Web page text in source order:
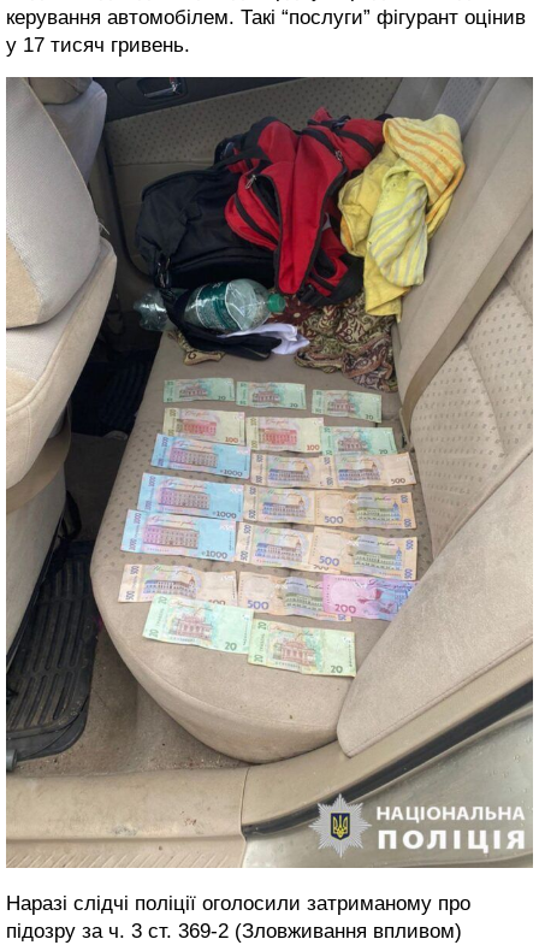
керування автомобілем. Такі “послуги” фігурант оцінив
у 17 тисяч гривень.
Наразі слідчі поліції оголосили затриманому про
підозру за ч. 3 ст. 369-2 (Зловживання впливом)